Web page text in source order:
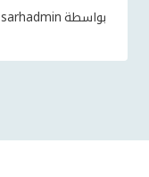
بواسطةsarhadmin